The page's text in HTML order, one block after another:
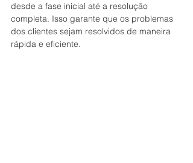
desde a fase inicial até a resolução
completa. Isso garante que os problemas
dos clientes sejam resolvidos de maneira
rápida e eficiente.